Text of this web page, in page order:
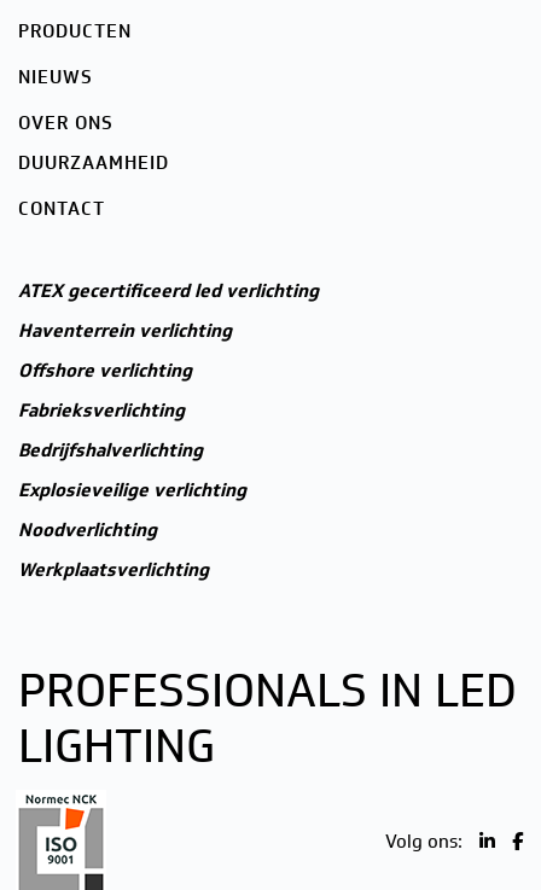
PRODUCTEN
NIEUWS
OVER ONS
DUURZAAMHEID
CONTACT
ATEX gecertificeerd led verlichting
Haventerrein verlichting
Offshore verlichting
Fabrieksverlichting
Bedrijfshalverlichting
Explosieveilige verlichting
Noodverlichting
Werkplaatsverlichting
PROFESSIONALS IN LED
LIGHTING
Volg ons: